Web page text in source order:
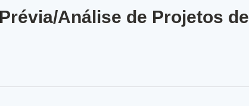
Análise de Projetos de